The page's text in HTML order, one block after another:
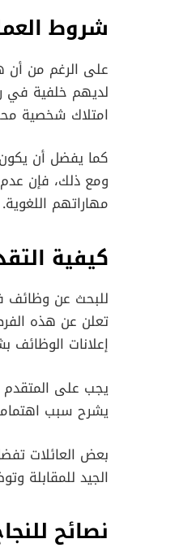
شروط
على الرغم من أن
لديهم خلفية في
امتلاك شخصية
كما يفضل أن يكون
ومع ذلك، فإن عدم
مهاراتهم اللغوية.
كيفية
للبحث عن وظائف
إعلانات الوظائف
يجب على المتقدم
يشرح سبب
بعض العائلات
الجيد للمقابلة
نصائح